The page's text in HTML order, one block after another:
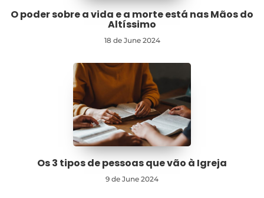
O poder sobre a vida e a morte está nas Mãos do
Altíssimo
18 de June 2024
Os 3 tipos de pessoas que vão à Igreja
9 de June 2024